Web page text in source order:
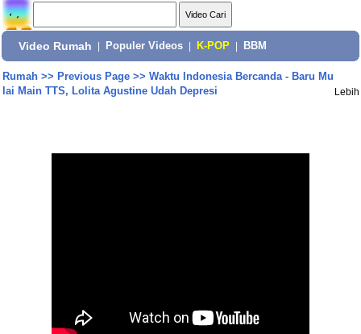
Video Rumah Populer Videos K-POP BBM
Rumah>> Previous Page>> Waktu Indonesia Bercanda - Baru Mu
lai Main TTS, Lolita Agustine Udah Depresi
Lebih